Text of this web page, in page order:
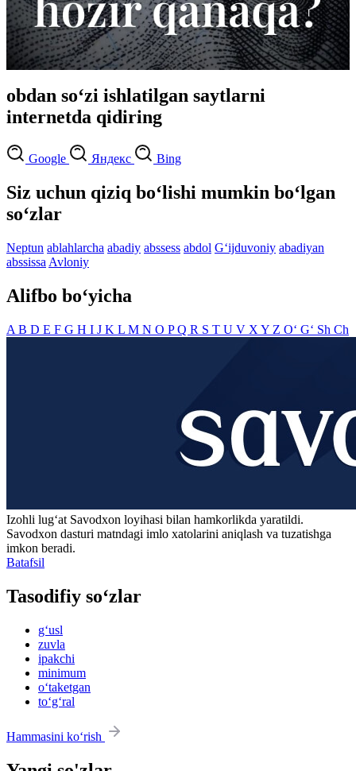
obdan so‘zi ishlatilgan saytlarni
internetda qidiring
Google Яндекс Bing
Siz uchun qiziq bo‘lishi mumkin bo‘lgan
so‘zlar
Neptun ablahlarcha abadiy abssess abdol G‘ijduvoniy abadiyan
abssissa Avloniy
Alifbo bo‘yicha
A B D E F G H I J K L M N O PQ R S T U V X Y Z O‘ G‘ Sh Ch
Izohli lugʻat Savodxon loyihasi bilan hamkorlikda yaratildi.
Savodxon dasturi matndagi imlo xatolarini aniqlash va tuzatishga
imkon beradi.
Batafsil
Tasodifiy so‘zlar
g‘usl
zuvla
ipakchi
minimum
o‘taketgan
to‘g‘ral
Hammasini ko‘rish